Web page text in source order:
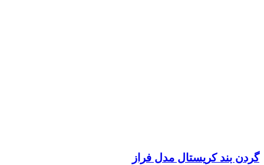
گردن بند کریستال مدل فراز